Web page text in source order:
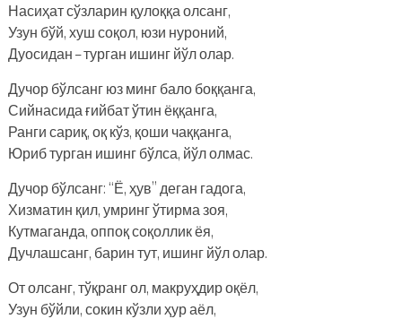
Насиҳат сўзларин қулоққа олсанг,
Узун бўй, хуш соқол, юзи нуроний,
Дуосидан – турган ишинг йўл олар.
Дучор бўлсанг юз минг бало боққанга,
Сийнасида ғийбат ўтин ёққанга,
Ранги сариқ, оқ кўз, қоши чаққанга,
Юриб турган ишинг бўлса, йўл олмас.
Дучор бўлсанг: “Ё, ҳув” деган гадога,
Хизматин қил, умринг ўтирма зоя,
Кутмаганда, оппоқ соқоллик ёя,
Дучлашсанг, барин тут, ишинг йўл олар.
От олсанг, тўқранг ол, макруҳдир оқёл,
Узун бўйли, сокин кўзли ҳур аёл,